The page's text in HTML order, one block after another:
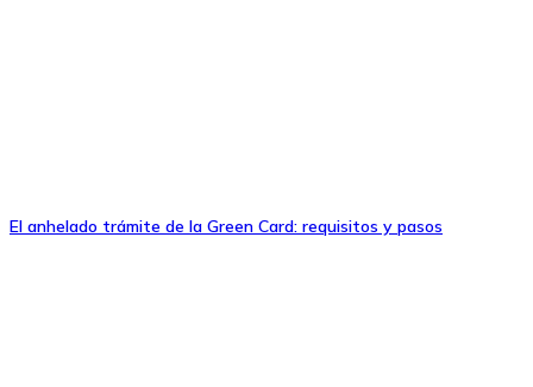
El anhelado trámite de la Green Card: requisitos y pasos